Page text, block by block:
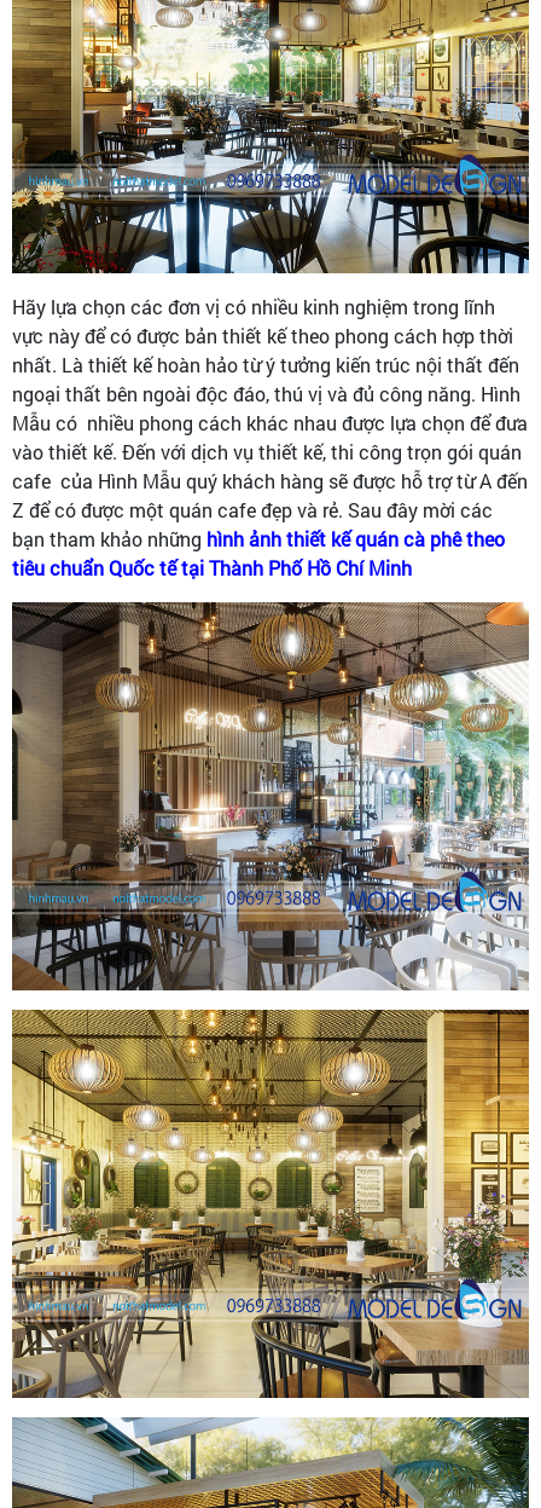
Hãy lựa chọn các đơn vị có nhiều kinh nghiệm trong lĩnh
vực này để có được bản thiết kế theo phong cách hợp thời
nhất. Là thiết kế hoàn hảo từ ý tưởng kiến trúc nội thất đến
ngoại thất bên ngoài độc đáo, thú vị và đủ công năng. Hình
Mẫu có nhiều phong cách khác nhau được lựa chọn để đưa
vào thiết kế. Đến với dịch vụ thiết kế, thi công trọn gói quán
cafe của Hình Mẫu quý khách hàng sẽ được hỗ trợ từ A đến
Z để có được một quán cafe đẹp và rẻ. Sau đây mời các
bạn tham khảo những hình ảnh thiết kế quán cà phê theo
tiêu chuẩn Quốc tế tại Thành Phố Hồ Chí Minh